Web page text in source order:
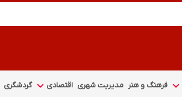
فرهنگ و هنر مدیریت شهری اقتصادی گردشگری